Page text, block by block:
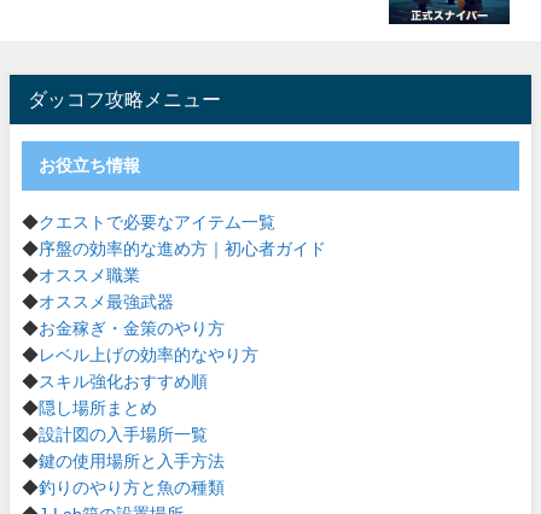
ダッコフ攻略メニュー
お役立ち情報
◆クエストで必要なアイテム一覧
◆序盤の効率的な進め方｜初心者ガイド
◆オススメ職業
◆オススメ最強武器
◆お金稼ぎ・金策のやり方
◆レベル上げの効率的なやり方
◆スキル強化おすすめ順
◆隠し場所まとめ
◆設計図の入手場所一覧
◆鍵の使用場所と入手方法
◆釣りのやり方と魚の種類